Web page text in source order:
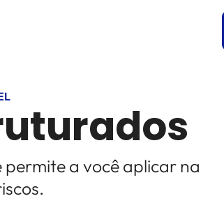
a você aplicar na